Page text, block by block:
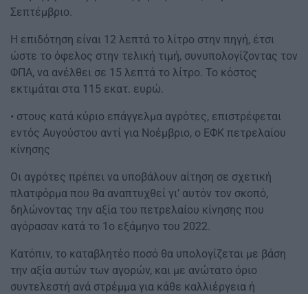
Σεπτέμβριο.
Η επιδότηση είναι 12 λεπτά το λίτρο στην πηγή, έτσι
ώστε το όφελος στην τελική τιμή, συνυπολογίζοντας τον
ΦΠΑ, να ανέλθει σε 15 λεπτά το λίτρο. Το κόστος
εκτιμάται στα 115 εκατ. ευρώ.
• στους κατά κύριο επάγγελμα αγρότες, επιστρέφεται
εντός Αυγούστου αντί για Νοέμβριο, ο ΕΦΚ πετρελαίου
κίνησης
Οι αγρότες πρέπει να υποβάλουν αίτηση σε σχετική
πλατφόρμα που θα αναπτυχθεί γι’ αυτόν τον σκοπό,
δηλώνοντας την αξία του πετρελαίου κίνησης που
αγόρασαν κατά το 1ο εξάμηνο του 2022.
Κατόπιν, το καταβλητέο ποσό θα υπολογίζεται με βάση
την αξία αυτών των αγορών, και με ανώτατο όριο
συντελεστή ανά στρέμμα για κάθε καλλιέργεια ή